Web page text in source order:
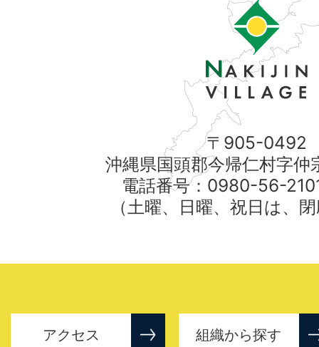
〒905-0492
沖縄県国頭郡今帰仁村字仲
電話番号：0980-56-
（土曜、日曜、祝日は、
アクセス 組織から探す